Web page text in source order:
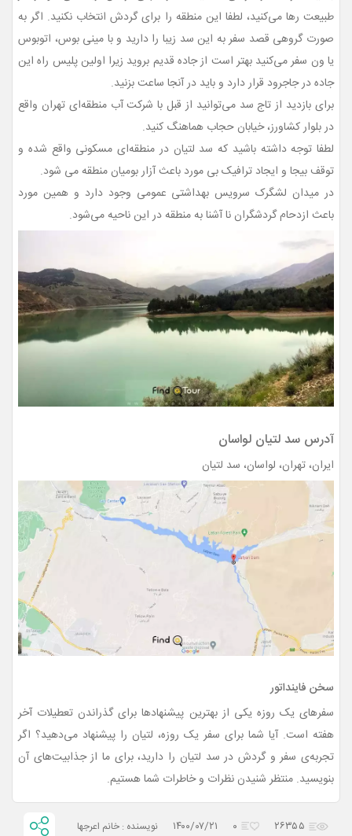
طبیعت رها می‌کنید، لطفا این منطقه را برای گردش انتخاب نکنید. اگر به
صورت گروهی قصد سفر به این سد زیبا را دارید و با مینی بوس، اتوبوس
یا ون سفر می‌کنید بهتر است از جاده قدیم بروید زیرا اولین پلیس راه این
جاده در جاجرود قرار دارد و باید در آنجا ساعت بزنید.
برای بازدید از تاج سد می‌توانید از قبل با شرکت آب منطقه‌ای تهران واقع
در بلوار کشاورز، خیابان حجاب هماهنگ کنید.
لطفا توجه داشته باشید که سد لتیان در منطقه‌ای مسکونی واقع شده و
توقف بیجا و ایجاد ترافیک بی مورد باعث آزار بومیان منطقه می شود.
در میدان لشگرک سرویس بهداشتی عمومی وجود دارد و همین مورد
باعث ازدحام گردشگران نا آشنا به منطقه در این ناحیه می‌شود.
آدرس سد لتیان لواسان
ایران، تهران، لواسان، سد لتیان
سخن فاینداتور
سفرهای یک روزه یکی از بهترین پیشنهادها برای گذراندن تعطیلات آخر
هفته است. آیا شما برای سفر یک روزه، لتیان را پیشنهاد می‌دهید؟ اگر
تجربه‌ی سفر و گردش در سد لتیان را دارید، برای ما از جذابیت‌های آن
بنویسید. منتظر شنیدن نظرات و خاطرات شما هستیم.
۲۶۳۵۵ ۰ ۱۴۰۰/۰۷/۲۱ نویسنده : خانم اعرجها